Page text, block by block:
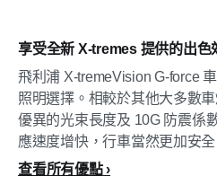
享受全新 X-tremes 提供的出色
飛利浦 X-tremeVision G-force
照明選擇。相較於其他大多數
優異的光束長度及 10G 防震係
應速度增快，行車當然更加安全
查看所有優點